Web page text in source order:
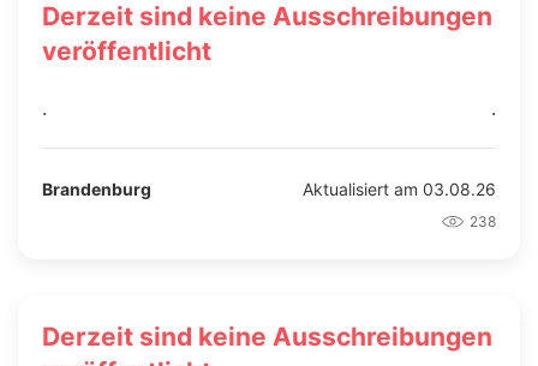
Derzeit sind keine Ausschreibungen
veröffentlicht
. .
Brandenburg Aktualisiert am 03.08.26
238
Derzeit sind keine Ausschreibungen